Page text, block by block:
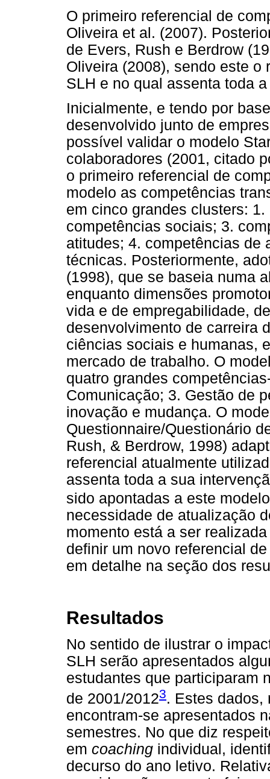
O primeiro referencial de
Oliveira et al. (2007).
de Evers, Rush e Berdrow
Oliveira (2008), sendo este o
SLH e no qual assenta toda
Inicialmente, e tendo por
desenvolvido junto de
possível validar o modelo
colaboradores (2001, citado
o primeiro referencial de
modelo as competências
em cinco grandes clusters:
competências sociais; 3.
atitudes; 4. competências de
técnicas. Posteriormente,
(1998), que se baseia numa
enquanto dimensões
vida e de empregabilidade,
desenvolvimento de carreira
ciências sociais e humanas,
mercado de trabalho. O
quatro grandes
Comunicação; 3. Gestão de
inovação e mudança. O
Questionnaire/Questionário
Rush, & Berdrow, 1998)
referencial atualmente
assenta toda a sua
sido apontadas a este modelo
necessidade de atualização
momento está a ser
definir um novo referencial
em detalhe na seção dos
Resultados
No sentido de ilustrar o
SLH serão apresentados
estudantes que participaram
de 2001/20123. Estes dados,
encontram-se apresentados
semestres. No que diz
em coaching individual,
decurso do ano letivo.